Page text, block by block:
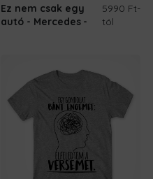
Ez nem csak egy
autó - Mercedes
5990 Ft-
tól